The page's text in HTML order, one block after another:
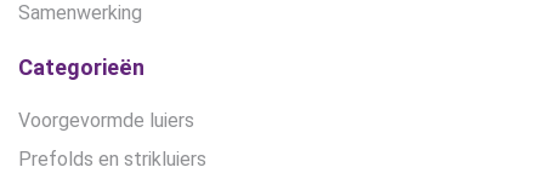
Samenwerking
Categorieën
Voorgevormde luiers
Prefolds en strikluiers